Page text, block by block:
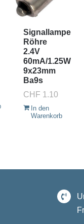
Signallampe
Röhre
2.4V
60mA/1.25W
9x23mm
Ba9s
CHF 1.10
In den
Warenkorb